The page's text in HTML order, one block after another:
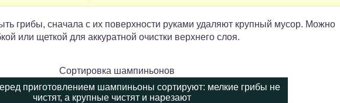
грибы, сначала с их поверхности руками удаляют крупный мусор. Можно
или щеткой для аккуратной очистки верхнего слоя.
приготовлением шампиньоны сортируют: мелкие грибы не
чистят, а крупные чистят и нарезают